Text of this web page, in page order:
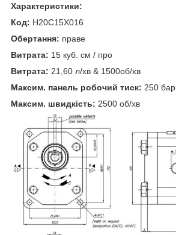
Характеристики:
Код: H20C15X016
Обертання: праве
Витрата: 15 куб. см / про
Витрата: 21,60 л/хв & 1500об/хв
Максим. панель робочий тиск: 250 бар
Максим. швидкість: 2500 об/хв